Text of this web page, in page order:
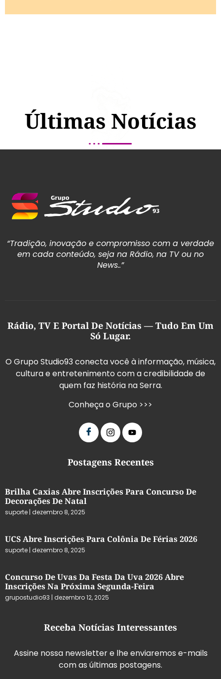
Últimas Notícias
“Tradição, inovação e compromisso com a verdade
em cada conteúdo, seja na Rádio, na TV ou no
News..”
Rádio, TV E Portal De Notícias — Tudo Em Um
Só Lugar.
O Grupo Studio93 conecta você à informação, música,
cultura e entretenimento com a credibilidade de
quem faz história na Serra.
Conheça o Grupo >>>
Postagens Recentes
Brilha Caxias Abre Inscrições Para Concurso De
Decorações De Natal
suporte dezembro 8, 2025
UCS Abre Inscrições Para Colônia De Férias 2026
suporte dezembro 8, 2025
Concurso De Uvas Da Festa Da Uva 2026 Abre
Inscrições Na Próxima Segunda-Feira
grupostudio93 dezembro 12, 2025
Receba Notícias Interessantes
Assine nossa newsletter e lhe enviaremos e-mails
com as últimas postagens.